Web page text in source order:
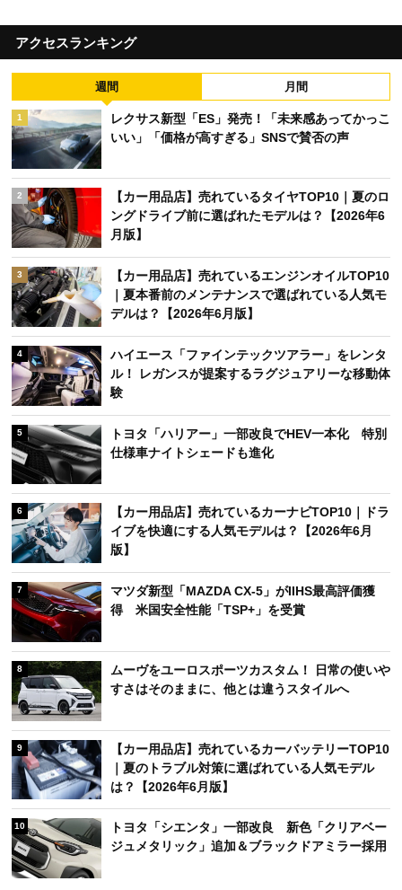
アクセスランキング
週間 月間
1
レクサス新型「ES」発売！「未来感あってかっこ
いい」「価格が高すぎる」SNSで賛否の声
2
【カー用品店】売れているタイヤTOP10｜夏のロ
ングドライブ前に選ばれたモデルは？【2026年6
月版】
3
【カー用品店】売れているエンジンオイルTOP10
｜夏本番前のメンテナンスで選ばれている人気モ
デルは？【2026年6月版】
4
ハイエース「ファインテックツアラー」をレンタ
ル！ レガンスが提案するラグジュアリーな移動体
験
5
トヨタ「ハリアー」一部改良でHEV一本化 特別
仕様車ナイトシェードも進化
6
【カー用品店】売れているカーナビTOP10｜ドラ
イブを快適にする人気モデルは？【2026年6月
版】
7
マツダ新型「MAZDA CX-5」がIIHS最高評価獲
得 米国安全性能「TSP+」を受賞
8
ムーヴをユーロスポーツカスタム！ 日常の使いや
すさはそのままに、他とは違うスタイルへ
9
【カー用品店】売れているカーバッテリーTOP10
｜夏のトラブル対策に選ばれている人気モデル
は？【2026年6月版】
10
トヨタ「シエンタ」一部改良 新色「クリアベー
ジュメタリック」追加＆ブラックドアミラー採用